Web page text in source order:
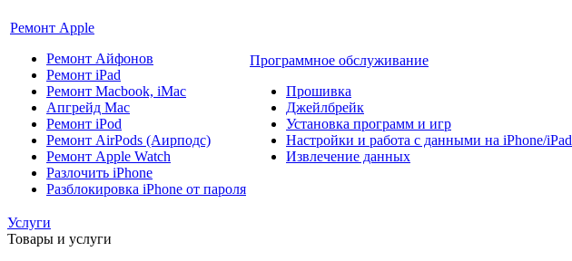
Ремонт Apple
Ремонт Айфонов
Ремонт iPad
Ремонт Macbook, iMac
Апгрейд Mac
Ремонт iPod
Ремонт AirPods (Аирподс)
Ремонт Apple Watch
Разлочить iPhone
Разблокировка iPhone от пароля
Программное обслуживание
Прошивка
Джейлбрейк
Установка программ и игр
Настройки и работа с данными на iPhone/iPad
Извлечение данных
Услуги
Товары и услуги